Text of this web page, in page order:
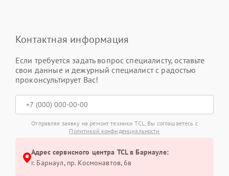
Контактная информация
Если требуется задать вопрос специалисту, оставьте
свои данные и дежурный специалист с радостью
проконсультирует Вас!
Отправляя заявку на ремонт техники TCL, Вы соглашаетесь с
Политикой конфиденциальности
Адрес сервисного центра TCL в Барнауле:
г. Барнаул, ​пр. Космонавтов, 6в